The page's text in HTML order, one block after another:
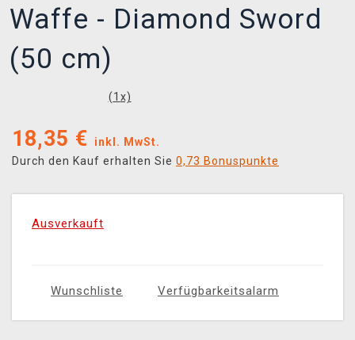
Waffe - Diamond Sword
(50 cm)
(1 x)
18,35 €
inkl. MwSt.
Durch den Kauf erhalten Sie 0,73 Bonuspunkte
Ausverkauft
Wunschliste Verfügbarkeitsalarm